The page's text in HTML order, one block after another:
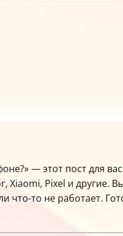
— этот пост для
Pixel и другие.
что-то не работает.